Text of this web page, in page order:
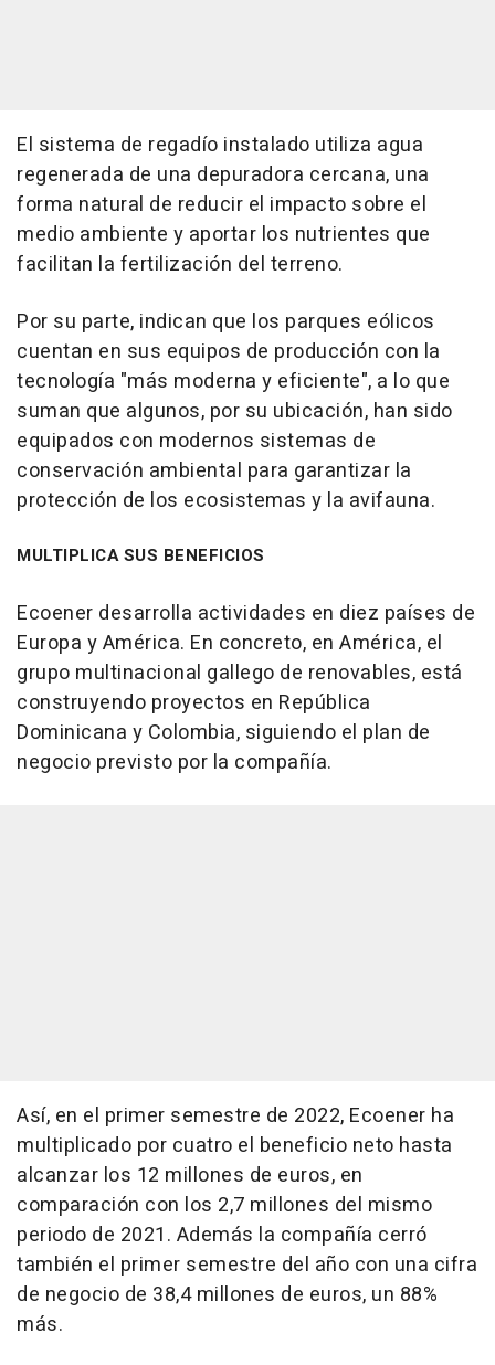
El sistema de regadío instalado utiliza agua
regenerada de una depuradora cercana, una
forma natural de reducir el impacto sobre el
medio ambiente y aportar los nutrientes que
facilitan la fertilización del terreno.
Por su parte, indican que los parques eólicos
cuentan en sus equipos de producción con la
tecnología "más moderna y eficiente", a lo que
suman que algunos, por su ubicación, han sido
equipados con modernos sistemas de
conservación ambiental para garantizar la
protección de los ecosistemas y la avifauna.
MULTIPLICA SUS BENEFICIOS
Ecoener desarrolla actividades en diez países de
Europa y América. En concreto, en América, el
grupo multinacional gallego de renovables, está
construyendo proyectos en República
Dominicana y Colombia, siguiendo el plan de
negocio previsto por la compañía.
Así, en el primer semestre de 2022, Ecoener ha
multiplicado por cuatro el beneficio neto hasta
alcanzar los 12 millones de euros, en
comparación con los 2,7 millones del mismo
periodo de 2021. Además la compañía cerró
también el primer semestre del año con una cifra
de negocio de 38,4 millones de euros, un 88%
más.